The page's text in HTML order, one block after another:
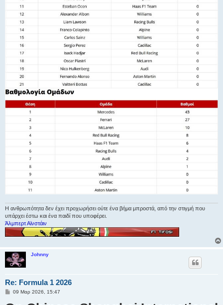
Η ανθρωπότητα δεν έχει προχωρήσει ούτε ένα βήμα μπροστά, από την στιγμή που
υπάρχει έστω και ένα παιδί που υποφέρει.
Άλμπερτ Αϊνστάιν
Johnny
Re: Formula 1 2026
Δ
μ
09 Μαρ 2026, 15:47